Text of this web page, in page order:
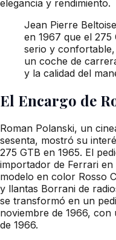
elegancia y rendimiento.
Jean Pierre
en 1967 que el
serio y
un coche de
y la calidad del
El Encargo de
Roman Polanski, un
sesenta, mostró su
275 GTB en 1965. El
importador de Ferrari
modelo en color Rosso
y llantas Borrani de
se transformó en un
noviembre de 1966,
de 1966.